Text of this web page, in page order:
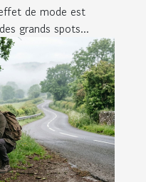
de mode est
grands spots...